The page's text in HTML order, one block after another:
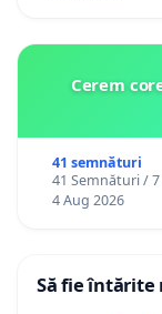
Cerem
41 semnături
41 Semnături / 7
4 Aug 2026
Să fie